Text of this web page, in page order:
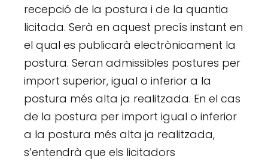
recepció de la postura i de la quantia
licitada. Serà en aquest precís instant en
el qual es publicarà electrònicament la
postura. Seran admissibles postures per
import superior, igual o inferior a la
postura més alta ja realitzada. En el cas
de la postura per import igual o inferior
a la postura més alta ja realitzada,
s’entendrà que els licitadors